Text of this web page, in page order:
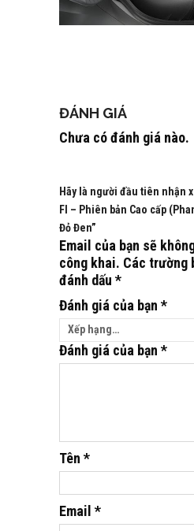
ĐÁNH GIÁ
Chưa có đánh giá nào.
Hãy là người đầu tiên nhận
FI – Phiên bản Cao cấp
Đỏ Đen”
Email của bạn sẽ
công khai. Các trường
đánh dấu *
Đánh giá của bạn *
Đánh giá của bạn *
Tên *
Email *